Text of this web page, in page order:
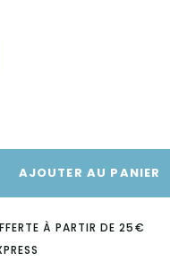
AJOUTER AU PANIER
À PARTIR DE 25€